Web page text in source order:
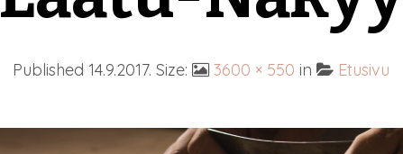
Published 14.9.2017. Size: 3600 × 550 in Etusivu